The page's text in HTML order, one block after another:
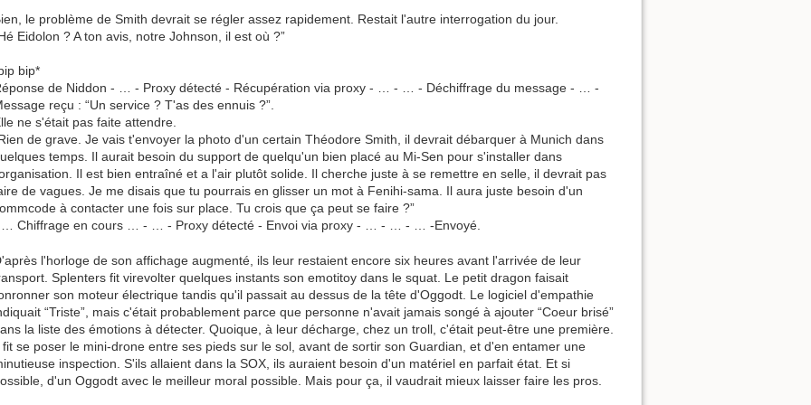
le problème de Smith devrait se régler assez rapidement. Restait l'autre interrogation du jour.
Eidolon ? A ton avis, notre Johnson, il est où ?”
bip*
de Niddon - … - Proxy détecté - Récupération via proxy - … - … - Déchiffrage du message - … -
reçu : “Un service ? T'as des ennuis ?”.
ne s'était pas faite attendre.
de grave. Je vais t'envoyer la photo d'un certain Théodore Smith, il devrait débarquer à Munich dans
temps. Il aurait besoin du support de quelqu'un bien placé au Mi-Sen pour s'installer dans
Il est bien entraîné et a l'air plutôt solide. Il cherche juste à se remettre en selle, il devrait pas
de vagues. Je me disais que tu pourrais en glisser un mot à Fenihi-sama. Il aura juste besoin d'un
à contacter une fois sur place. Tu crois que ça peut se faire ?”
Chiffrage en cours … - … - Proxy détecté - Envoi via proxy - … - … - … -Envoyé.
l'horloge de son affichage augmenté, ils leur restaient encore six heures avant l'arrivée de leur
Splenters fit virevolter quelques instants son emotitoy dans le squat. Le petit dragon faisait
son moteur électrique tandis qu'il passait au dessus de la tête d'Oggodt. Le logiciel d'empathie
“Triste”, mais c'était probablement parce que personne n'avait jamais songé à ajouter “Coeur brisé”
la liste des émotions à détecter. Quoique, à leur décharge, chez un troll, c'était peut-être une première.
fit se poser le mini-drone entre ses pieds sur le sol, avant de sortir son Guardian, et d'en entamer une
inspection. S'ils allaient dans la SOX, ils auraient besoin d'un matériel en parfait état. Et si
d'un Oggodt avec le meilleur moral possible. Mais pour ça, il vaudrait mieux laisser faire les pros.